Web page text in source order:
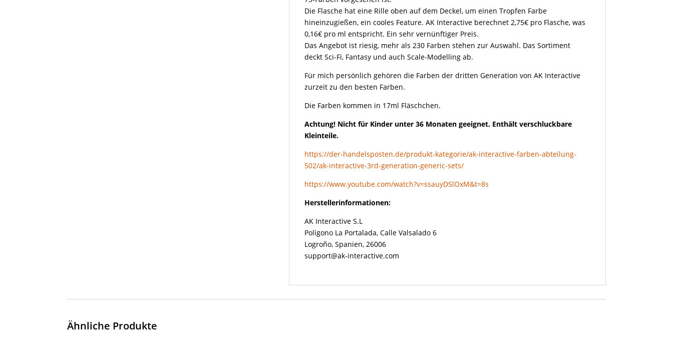
Die Flasche hat eine Rille oben auf dem Deckel, um einen Tropfen Farbe
hineinzugießen, ein cooles Feature. AK Interactive berechnet 2,75€ pro Flasche, was
0,16€ pro ml entspricht. Ein sehr vernünftiger Preis.
Das Angebot ist riesig, mehr als 230 Farben stehen zur Auswahl. Das Sortiment
deckt Sci-Fi, Fantasy und auch Scale-Modelling ab.
Für mich persönlich gehören die Farben der dritten Generation von AK Interactive
zurzeit zu den besten Farben.
Die Farben kommen in 17ml Fläschchen.
Achtung! Nicht für Kinder unter 36 Monaten geeignet. Enthält verschluckbare
Kleinteile.
https://der-handelsposten.de/produkt-kategorie/ak-interactive-farben-abteilung-
502/ak-interactive-3rd-generation-generic-sets/
https://www.youtube.com/watch?v=ssauyDSlOxM&t=8s
Herstellerinformationen:
AK Interactive S.L
Polígono La Portalada, Calle Valsalado 6
Logroño, Spanien, 26006
support@ak-interactive.com
Ähnliche Produkte